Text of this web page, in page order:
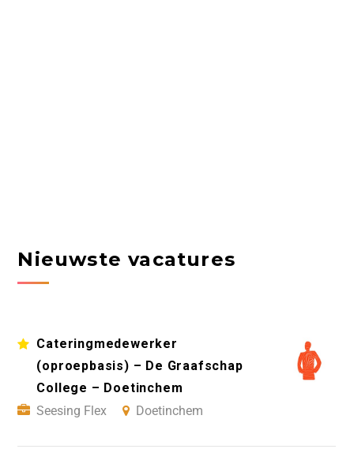
Nieuwste vacatures
Cateringmedewerker
(oproepbasis) – De Graafschap
College – Doetinchem
Seesing Flex
Doetinchem